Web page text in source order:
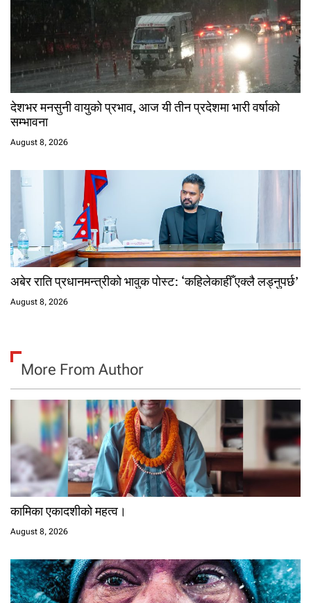
देशभर मनसुनी वायुको प्रभाव, आज यी तीन प्रदेशमा भारी वर्षाको
सम्भावना
August 8, 2026
अबेर राति प्रधानमन्त्रीको भावुक पोस्ट: ‘कहिलेकाहीँ एक्लै लड्नुपर्छ’
August 8, 2026
More From Author
कामिका एकादशीको महत्व।
August 8, 2026